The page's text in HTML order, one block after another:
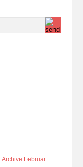
Archive Februar